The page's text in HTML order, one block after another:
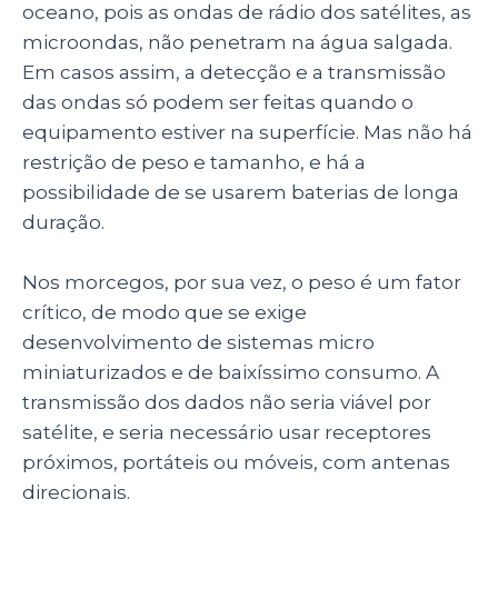
oceano, pois as ondas de rádio dos satélites, as
microondas, não penetram na água salgada.
Em casos assim, a detecção e a transmissão
das ondas só podem ser feitas quando o
equipamento estiver na superfície. Mas não há
restrição de peso e tamanho, e há a
possibilidade de se usarem baterias de longa
duração.
Nos morcegos, por sua vez, o peso é um fator
crítico, de modo que se exige
desenvolvimento de sistemas micro
miniaturizados e de baixíssimo consumo. A
transmissão dos dados não seria viável por
satélite, e seria necessário usar receptores
próximos, portáteis ou móveis, com antenas
direcionais.